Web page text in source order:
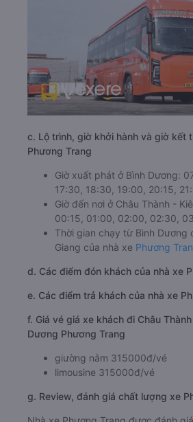
c. Lộ trình, giờ khởi hành và giờ kết
Phương Trang
Giờ xuất phát ở Bình Dương:
17:30, 18:30, 19:00, 20:15,
Giờ đến nơi ở Châu Thành -
00:15, 01:00, 02:00, 02:30,
Thời gian chạy từ Bình Dương
Giang của nhà xe Phương
d. Các điểm đón khách của nhà xe
e. Các điểm trả khách của nhà xe
f. Giá vé giá xe khách đi Châu
Dương Phương Trang
giường nằm 315000đ/vé
limousine 315000đ/vé
g. Review, đánh giá chất lượng xe